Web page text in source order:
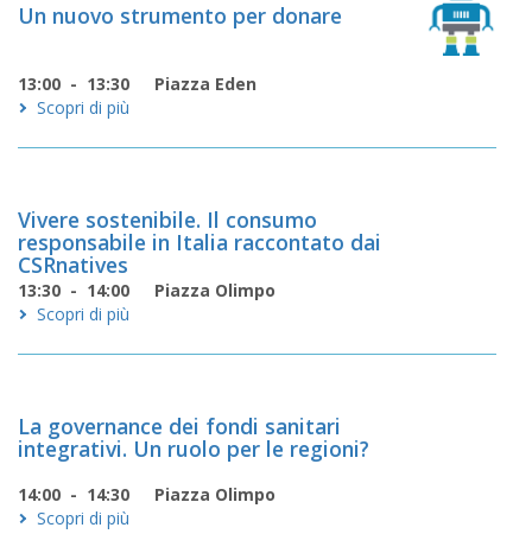
Un nuovo strumento per donare
13:00 - 13:30
Piazza Eden
Scopri di più
Vivere sostenibile. Il consumo
responsabile in Italia raccontato dai
CSRnatives
13:30 - 14:00
Piazza Olimpo
Scopri di più
La governance dei fondi sanitari
integrativi. Un ruolo per le regioni?
14:00 - 14:30
Piazza Olimpo
Scopri di più